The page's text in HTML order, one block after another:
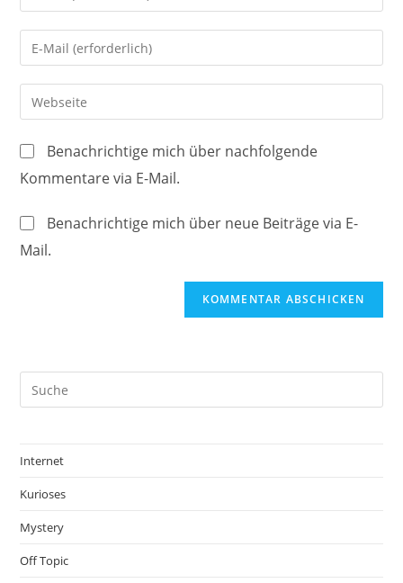
deinen
Namen
oder
Benutzernamen
zum
ein
Gib
deine
E-
Mail-
zum
Kommentieren
Gib
deine
Website-
URL
ein
Benachrichtige mich über nachfolgende
Kommentare via E-Mail.
Benachrichtige mich über neue Beiträge via E-
Mail.
Internet
Kurioses
Mystery
Off Topic